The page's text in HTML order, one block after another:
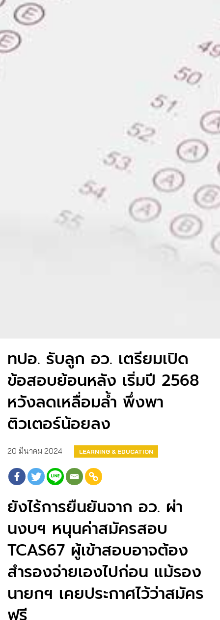
ทปอ. รับลูก อว. เตรียมเปิด
ข้อสอบย้อนหลัง เริ่มปี 2568
หวังลดเหลื่อมล้ำ พึ่งพา
ติวเตอร์น้อยลง
20 มีนาคม 2024 LEARNING & EDUCATION
ยังไร้การยืนยันจาก อว. ผ่า
นงบฯ หนุนค่าสมัครสอบ
TCAS67 ผู้เข้าสอบอาจต้อง
สำรองจ่ายเองไปก่อน แม้รอง
นายกฯ เคยประกาศไว้ว่าสมัคร
ฟรี